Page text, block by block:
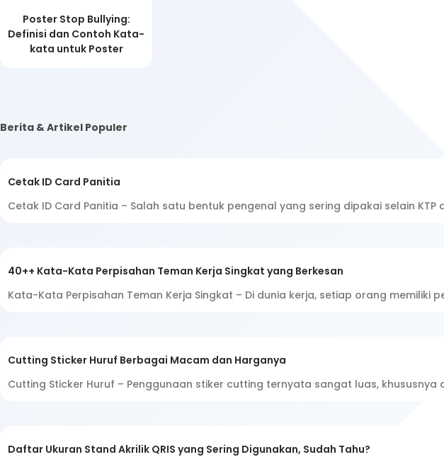
Poster Stop Bullying:
Definisi dan Contoh Kata-
kata untuk Poster
Berita & Artikel Populer
Cetak ID Card Panitia
Cetak ID Card Panitia – Salah satu bentuk pengenal yang sering dipakai selain
40++ Kata-Kata Perpisahan Teman Kerja Singkat yang Berkesan
Kata-Kata Perpisahan Teman Kerja Singkat – Di dunia kerja, setiap orang
Cutting Sticker Huruf Berbagai Macam dan Harganya
Cutting Sticker Huruf – Penggunaan stiker cutting ternyata sangat luas,
Daftar Ukuran Stand Akrilik QRIS yang Sering Digunakan, Sudah Tahu?